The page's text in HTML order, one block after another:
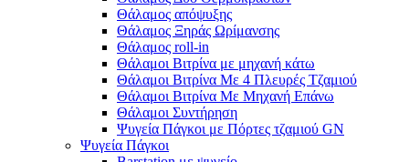
Θάλαμος απόψυξης
Θάλαμος Ξηράς Ωρίμανσης
Θάλαμος roll-in
Θάλαμοι Βιτρίνα με μηχανή κάτω
Θάλαμοι Βιτρίνα Με 4 Πλευρές Τζαμιού
Θάλαμοι Βιτρίνα Με Μηχανή Επάνω
Θάλαμοι Συντήρηση
Ψυγεία Πάγκοι με Πόρτες τζαμιού GN
Ψυγεία Πάγκοι